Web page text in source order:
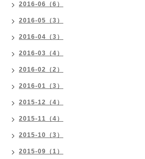
2016-06（6）
2016-05（3）
2016-04（3）
2016-03（4）
2016-02（2）
2016-01（3）
2015-12（4）
2015-11（4）
2015-10（3）
2015-09（1）